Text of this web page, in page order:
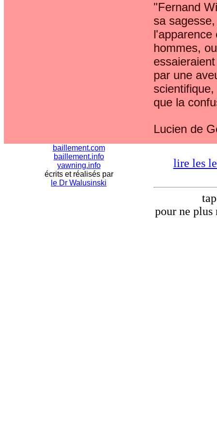
"Fernand
sa
l'apparence
hommes,
par une
que la
Lucien de
baillement.com
baillement.info
yawning.info
écrits et réalisés par
le Dr Walusinski
lire les
pour ne plus